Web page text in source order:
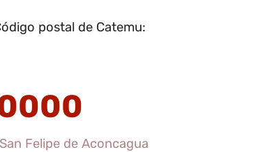
postal de Catemu:
Felipe de Aconcagua